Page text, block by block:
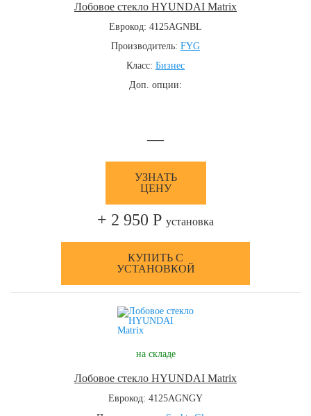
Лобовое стекло HYUNDAI Matrix
Еврокод: 4125AGNBL
Производитель: FYG
Класс: Бизнес
Доп. опции:
—
УЗНАТЬ
ЦЕНУ
+ 2 950 Р установка
КУПИТЬ С
УСТАНОВКОЙ
на складе
Лобовое стекло HYUNDAI Matrix
Еврокод: 4125AGNGY